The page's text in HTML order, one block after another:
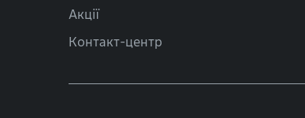
Акції
Контакт-центр